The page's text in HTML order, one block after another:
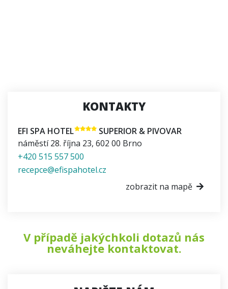
KONTAKTY
EFI SPA HOTEL
SUPERIOR & PIVOVAR
náměstí 28. října 23, 602 00 Brno
+420 515 557 500
recepce@efispahotel.cz
zobrazit na mapě
V případě jakýchkoli dotazů nás
neváhejte kontaktovat.